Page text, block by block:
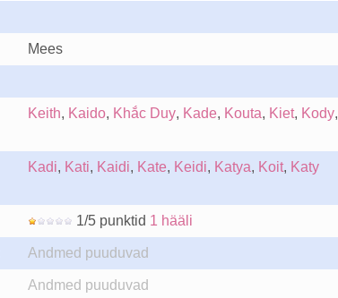
Mees
Keith, Kaido, Khắc Duy, Kade, Kouta, Kiet, Kody,
Kadi, Kati, Kaidi, Kate, Keidi, Katya, Koit, Katy
1/5 punktid 1 hääli
Andmed puuduvad
Andmed puuduvad